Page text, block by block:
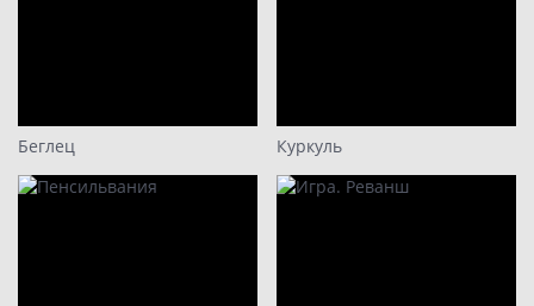
Беглец Куркуль